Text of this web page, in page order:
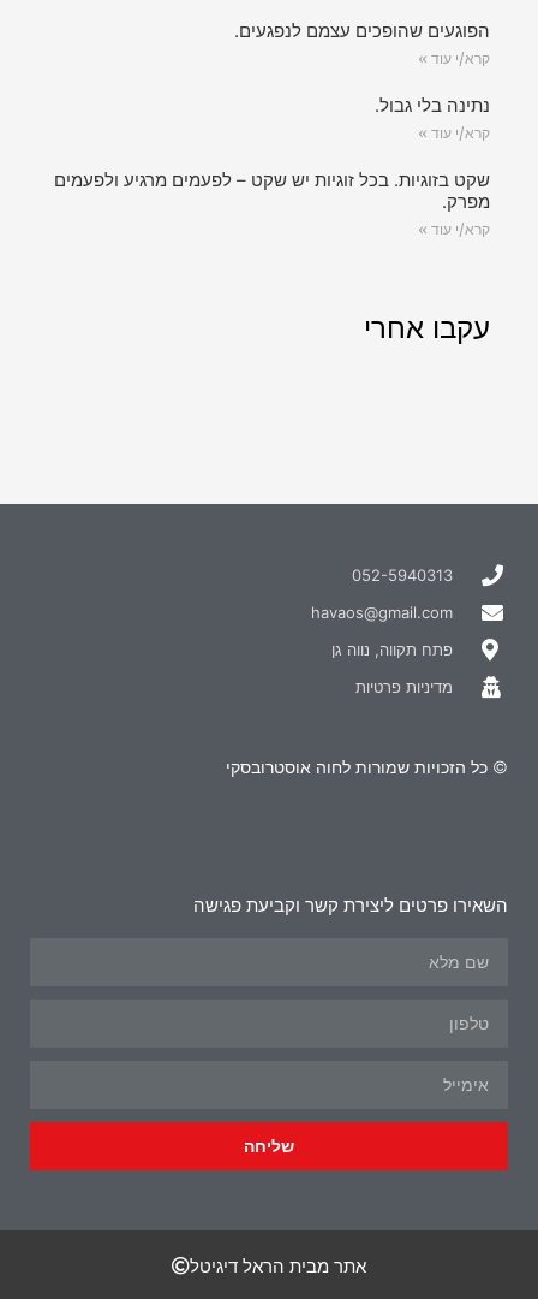
הפוגעים שהופכים עצמם לנפגעים.
קרא/י עוד »
נתינה בלי גבול.
קרא/י עוד »
שקט בזוגיות. בכל זוגיות יש שקט – לפעמים מרגיע ולפעמים
מפרק.
קרא/י עוד »
עקבו אחרי
052-5940313
havaos@gmail.com
פתח תקווה, נווה גן
מדיניות פרטיות
© כל הזכויות שמורות לחוה אוסטרובסקי
השאירו פרטים ליצירת קשר וקביעת פגישה
שליחה
אתר מבית הראל דיגיטל